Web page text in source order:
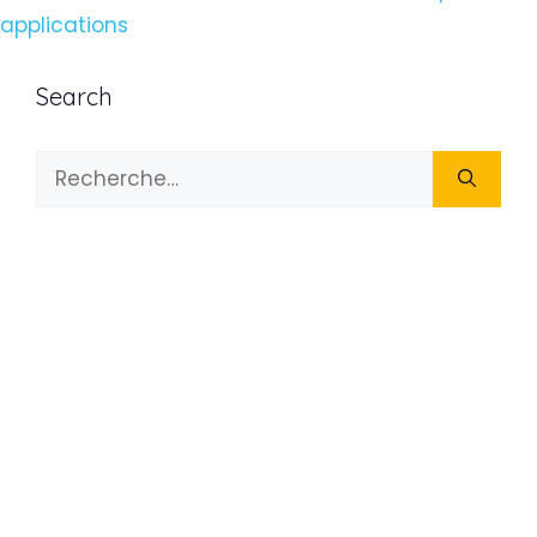
applications
Search
Rechercher :